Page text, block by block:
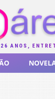
ANOS,